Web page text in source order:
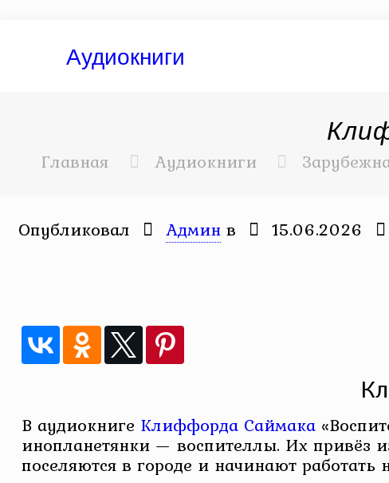
Аудиокниги
Главная Аудиокниги
Опубликовал Админ в 15.06.2026
В аудиокниге Клиффорда Саймака
инопланетянки — воспителлы. Их привёз
поселяются в городе и начинают